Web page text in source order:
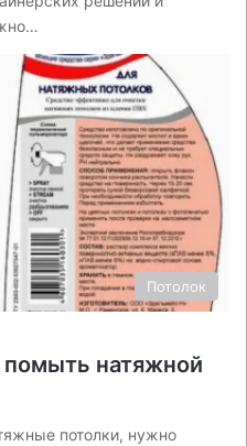
Потолок
помыть натяжной
потолки, нужно